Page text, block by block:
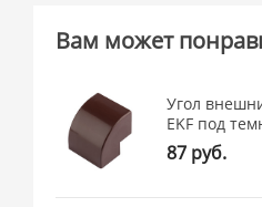
Вам может
Угол
EKF под
87 руб.